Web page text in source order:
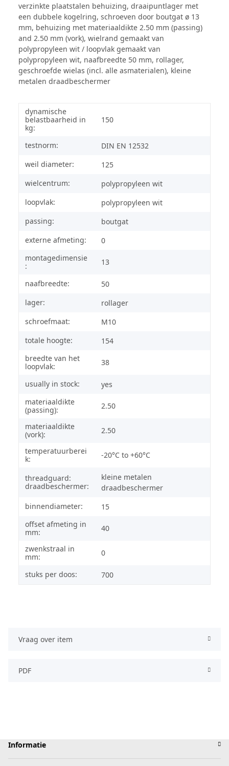
verzinkte plaatstalen behuizing, draaipuntlager met
een dubbele kogelring, schroeven door boutgat ø 13
mm, behuizing met materiaaldikte 2.50 mm (passing)
and 2.50 mm (vork), wielrand gemaakt van
polypropyleen wit / loopvlak gemaakt van
polypropyleen wit, naafbreedte 50 mm, rollager,
geschroefde wielas (incl. alle asmaterialen), kleine
metalen draadbeschermer
dynamische
belastbaarheid in
kg:
150
testnorm:
DIN EN 12532
weil diameter:
125
wielcentrum:
polypropyleen wit
loopvlak:
polypropyleen wit
passing:
boutgat
externe afmeting:
0
montagedimensie
:
13
naafbreedte:
50
lager:
rollager
schroefmaat:
M10
totale hoogte:
154
breedte van het
loopvlak:
38
usually in stock:
yes
materiaaldikte
(passing):
2.50
materiaaldikte
(vork):
2.50
temperatuurberei
k:
-20°C to +60°C
threadguard:
draadbeschermer:
kleine metalen
draadbeschermer
binnendiameter:
15
offset afmeting in
mm:
40
zwenkstraal in
mm:
0
stuks per doos: 700
Vraag over item
PDF
Informatie